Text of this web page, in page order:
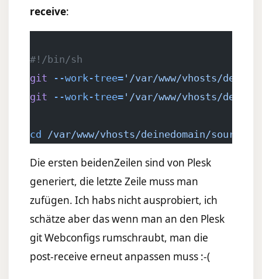
receive:
#!/bin/sh
git --work-tree= '/var/www/vhosts/
git --work-tree= '/var/www/vhosts/
cd /var/www/vhosts/deinedomain/source
Die ersten beidenZeilen sind von Plesk
generiert, die letzte Zeile muss man
zufügen. Ich habs nicht ausprobiert, ich
schätze aber das wenn man an den Plesk
git Webconfigs rumschraubt, man die
post-receive erneut anpassen muss :-(